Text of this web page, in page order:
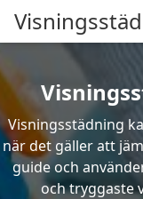
Visningsstädning
när det gäller att
guide och
och tryggaste